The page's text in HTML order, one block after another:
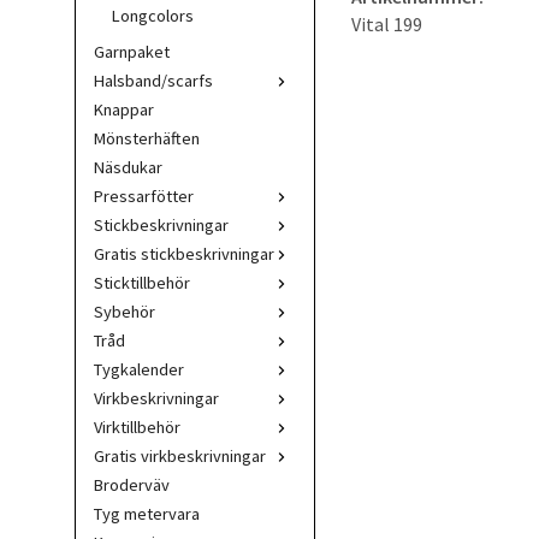
Longcolors
Garnpaket
Halsband/scarfs
Knappar
Mönsterhäften
Näsdukar
Pressarfötter
Stickbeskrivningar
Gratis stickbeskrivningar
Sticktillbehör
Sybehör
Tråd
Tygkalender
Virkbeskrivningar
Virktillbehör
Gratis virkbeskrivningar
Broderväv
Tyg metervara
Vital 199